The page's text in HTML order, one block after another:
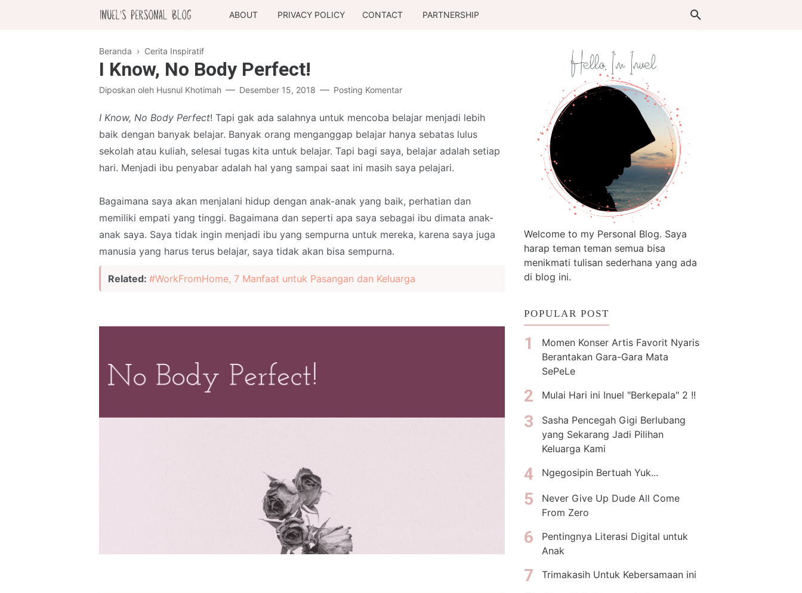
ABOUT PRIVACY POLICY CONTACT PARTNERSHIP
Beranda › Cerita Inspiratif
I Know, No Body Perfect!
Diposkan oleh Husnul Khotimah Desember 15, 2018 Posting Komentar
I Know, No Body Perfect! Tapi gak ada salahnya untuk mencoba belajar menjadi lebih
baik dengan banyak belajar. Banyak orang menganggap belajar hanya sebatas lulus
sekolah atau kuliah, selesai tugas kita untuk belajar. Tapi bagi saya, belajar adalah setiap
hari. Menjadi ibu penyabar adalah hal yang sampai saat ini masih saya pelajari.
Bagaimana saya akan menjalani hidup dengan anak-anak yang baik, perhatian dan
memiliki empati yang tinggi. Bagaimana dan seperti apa saya sebagai ibu dimata anak-
anak saya. Saya tidak ingin menjadi ibu yang sempurna untuk mereka, karena saya juga
manusia yang harus terus belajar, saya tidak akan bisa sempurna.
Related: #WorkFromHome, 7 Manfaat untuk Pasangan dan Keluarga
Welcome to my Personal Blog. Saya
harap teman teman semua bisa
menikmati tulisan sederhana yang ada
di blog ini.
POPULAR POST
Momen Konser Artis Favorit Nyaris
Berantakan Gara-Gara Mata
SePeLe
Mulai Hari ini Inuel "Berkepala" 2 !!
Sasha Pencegah Gigi Berlubang
yang Sekarang Jadi Pilihan
Keluarga Kami
Ngegosipin Bertuah Yuk...
Never Give Up Dude All Come
From Zero
Pentingnya Literasi Digital untuk
Anak
Trimakasih Untuk Kebersamaan ini